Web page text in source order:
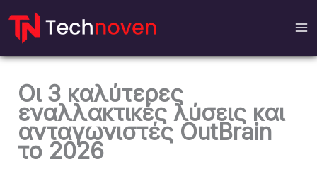
Μετάβαση
περιεχόμενο
Οι 3 καλύτερες
εναλλακτικές λύσεις και
ανταγωνιστές OutBrain
το 2026